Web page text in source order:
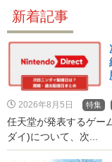
新着記事
2026年8月5日 特集
任天堂が発表するゲー
ダイ)について、次...